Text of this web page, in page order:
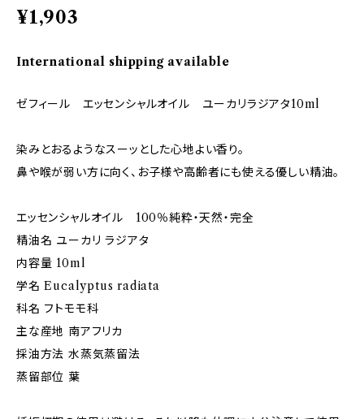
¥1,903
International shipping available
ゼフィール エッセンシャルオイル ユーカリラジアタ10ml
染みとおるようなスーッとした心地よい香り。
鼻や喉が弱い方に向く、お子様や高齢者にも使える優しい精油。
エッセンシャルオイル 100％純粋・天然・完全
精油名 ユーカリ ラジアタ
内容量 10ml
学名 Eucalyptus radiata
科名 フトモモ科
主な産地 南アフリカ
採油方法 水蒸気蒸留法
蒸留部位 葉